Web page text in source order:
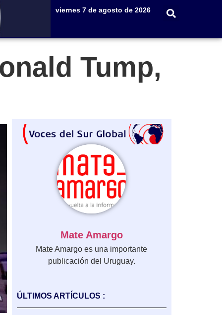
viernes 7 de agosto de 2026
Tump,
Mate Amargo
Mate Amargo es una importante
publicación del Uruguay.
ÚLTIMOS ARTÍCULOS :